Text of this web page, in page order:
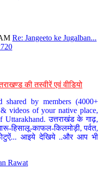
Re: Jangeeto ke Jugalban...
की तस्वीरें एवं वीडियो
shared by members (4000+
videos of your native place,
Uttarakhand. उत्तराखंड के गाढ़,
हिसालू-काफल-किलमोड़ी, पर्वत,
आइये देखिये ..और आप भी
Rawat